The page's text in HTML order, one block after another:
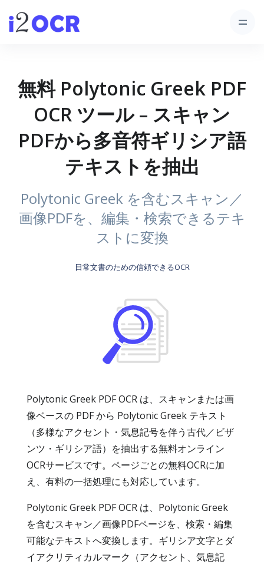
無料 Polytonic Greek PDF
OCR ツール – スキャン
PDFから多音符ギリシア語
テキストを抽出
Polytonic Greek を含むスキャン／
画像PDFを、編集・検索できるテキ
ストに変換
日常文書のための信頼できるOCR
Polytonic Greek PDF OCR は、スキャンまたは画
像ベースの PDF から Polytonic Greek テキスト
（多様なアクセント・気息記号を伴う古代／ビザ
ンツ・ギリシア語）を抽出する無料オンライン
OCRサービスです。ページごとの無料OCRに加
え、有料の一括処理にも対応しています。
Polytonic Greek PDF OCR は、Polytonic Greek
を含むスキャン／画像PDFページを、検索・編集
可能なテキストへ変換します。ギリシア文字とダ
イアクリティカルマーク（アクセント、気息記